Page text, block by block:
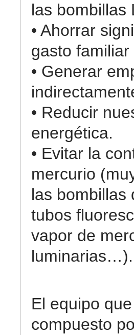
las bombillas
• Ahorrar
gasto
• Generar
• Reducir
energética.
• Evitar la
mercurio
las bombillas
tubos
vapor de
luminarias…).
El equipo
compuesto